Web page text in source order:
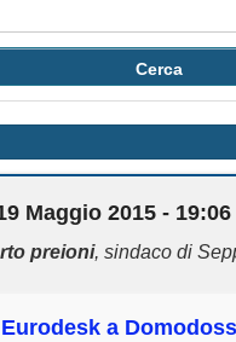
Maggio 2015 - 19:06
preioni, sindaco di
a